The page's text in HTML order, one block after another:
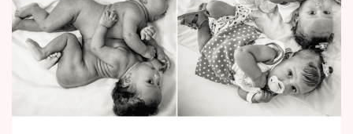
Seriály
Horoskopy
Sledujte prima+